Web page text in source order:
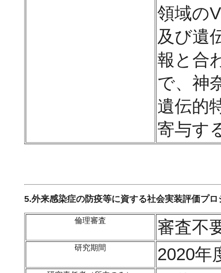
領域の
及び遺
報と合
で、神
遺伝的
寄与す
5.外来感染症の防疫等に資する社会実装評価プロ
倫理審査 審査不
研究期間 2020年